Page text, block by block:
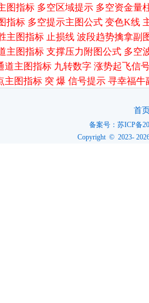
图指标 多空区域提示 多空资金量
指标 多空提示主图公式 变色K线
主图指标 止损线 波段趋势擒拿副
主图指标 支撑压力附图公式 多空
道主图指标 九转数字 涨势起飞信
主图指标 突 爆 信号提示 寻幸福
首
备案号：苏ICP备
Copyright © 2023-